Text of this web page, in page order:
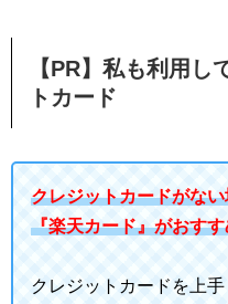
【PR】私も利用し
トカード
クレジットカードがな
『楽天カード』がおすす
クレジットカードを上